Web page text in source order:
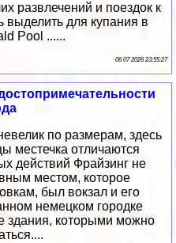
развлечений и поездок к
для купания в
Pool ......
06 07 2026 23:55:27
по размерам, здесь
местечка отличаются
действий Фрайзинг не
местом, которое
был вокзал и его
немецком городке
здания, которыми можно